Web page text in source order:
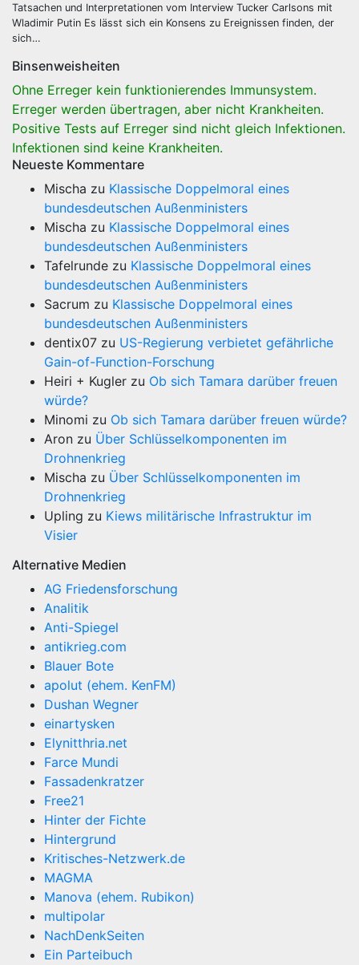
Tatsachen und Interpretationen vom Interview Tucker Carlsons mit
Wladimir Putin Es lässt sich ein Konsens zu Ereignissen finden, der
sich…
Binsenweisheiten
Ohne Erreger kein funktionierendes Immunsystem.
Erreger werden übertragen, aber nicht Krankheiten.
Positive Tests auf Erreger sind nicht gleich Infektionen.
Infektionen sind keine Krankheiten.
Neueste Kommentare
Mischa zu Klassische Doppelmoral eines
bundesdeutschen Außenministers
Mischa zu Klassische Doppelmoral eines
bundesdeutschen Außenministers
Tafelrunde zu Klassische Doppelmoral eines
bundesdeutschen Außenministers
Sacrum zu Klassische Doppelmoral eines
bundesdeutschen Außenministers
dentix07 zu US-Regierung verbietet gefährliche
Gain-of-Function-Forschung
Heiri + Kugler zu Ob sich Tamara darüber freuen
würde?
Minomi zu Ob sich Tamara darüber freuen würde?
Aron zu Über Schlüsselkomponenten im
Drohnenkrieg
Mischa zu Über Schlüsselkomponenten im
Drohnenkrieg
Upling zu Kiews militärische Infrastruktur im
Visier
Alternative Medien
AG Friedensforschung
Analitik
Anti-Spiegel
antikrieg.com
Blauer Bote
apolut (ehem. KenFM)
Dushan Wegner
einartysken
Elynitthria.net
Farce Mundi
Fassadenkratzer
Free21
Hinter der Fichte
Hintergrund
Kritisches-Netzwerk.de
MAGMA
Manova (ehem. Rubikon)
multipolar
NachDenkSeiten
Ein Parteibuch